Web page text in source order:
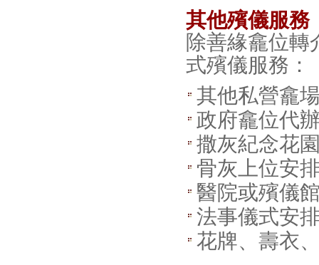
其他殯儀服務
除善緣龕位轉
式殯儀服務：
其他私營龕
政府龕位代
撒灰紀念花
骨灰上位安
醫院或殯儀
法事儀式安
花牌、壽衣